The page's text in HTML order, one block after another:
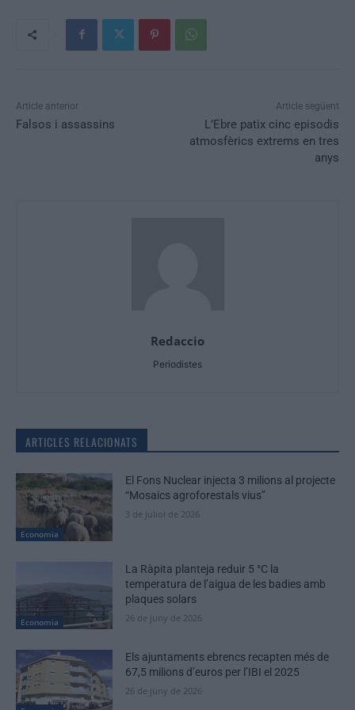
Article anterior
Falsos i assassins
Article següent
L’Ebre patix cinc episodis
atmosfèrics extrems en tres
anys
Redaccio
Periodistes
ARTICLES RELACIONATS
Economia
El Fons Nuclear injecta 3 milions al projecte
“Mosaics agroforestals vius”
3 de juliol de 2026
Economia
La Ràpita planteja reduir 5 °C la
temperatura de l’aigua de les badies amb
plaques solars
26 de juny de 2026
Els ajuntaments ebrencs recapten més de
67,5 milions d’euros per l’IBI el 2025
26 de juny de 2026